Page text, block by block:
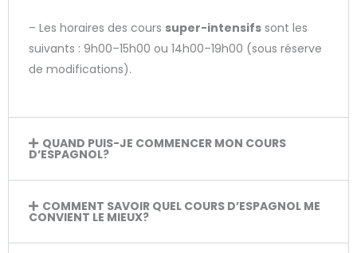
– Les horaires des cours super-intensifs sont les
suivants : 9h00–15h00 ou 14h00–19h00 (sous réserve
de modifications).
QUAND PUIS-JE COMMENCER MON COURS
D’ESPAGNOL?
COMMENT SAVOIR QUEL COURS D’ESPAGNOL ME
CONVIENT LE MIEUX?